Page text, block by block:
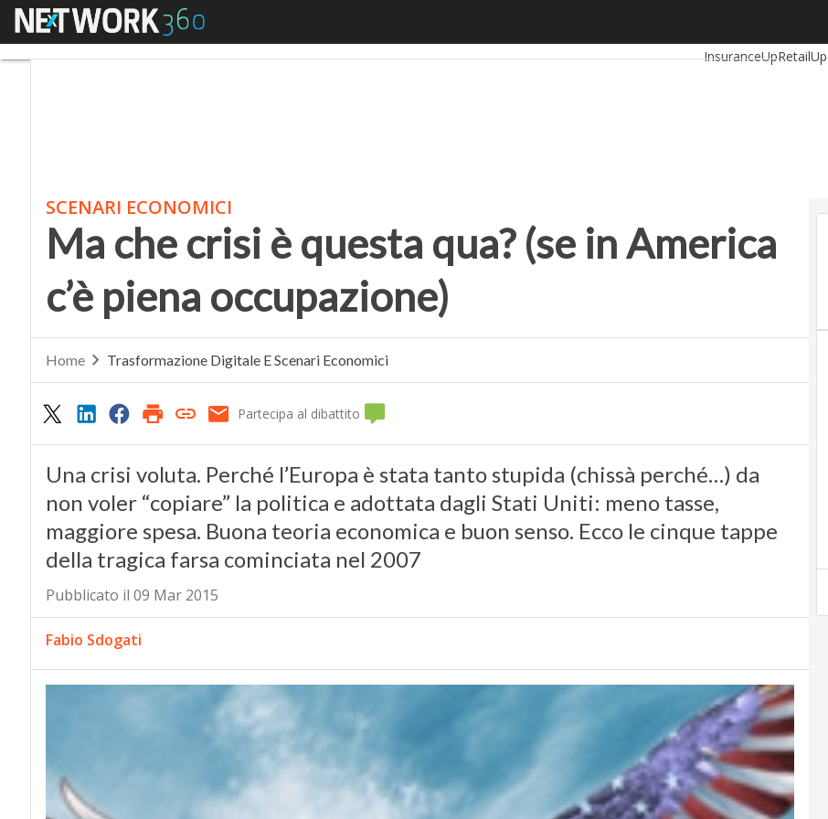
Menu
InsuranceUpRetailUp
SCENARI ECONOMICI
Ma che crisi è questa qua? (se in America
c’è piena occupazione)
Home Trasformazione Digitale E Scenari Economici
Partecipa al dibattito
Una crisi voluta. Perché l’Europa è stata tanto stupida (chissà perché…) da
non voler “copiare” la politica e adottata dagli Stati Uniti: meno tasse,
maggiore spesa. Buona teoria economica e buon senso. Ecco le cinque tappe
della tragica farsa cominciata nel 2007
Pubblicato il 09 Mar 2015
Fabio Sdogati